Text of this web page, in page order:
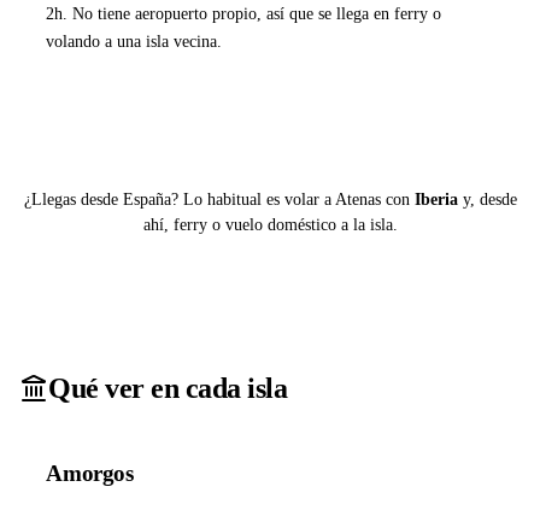
2h. No tiene aeropuerto propio, así que se llega en ferry o
volando a una isla vecina.
¿Llegas desde España? Lo habitual es volar a Atenas con Iberiay, desde
ahí, ferry o vuelo doméstico a la isla.
Qué ver en cada isla
Amorgos